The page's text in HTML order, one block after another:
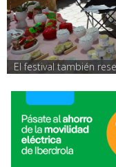
El festival también